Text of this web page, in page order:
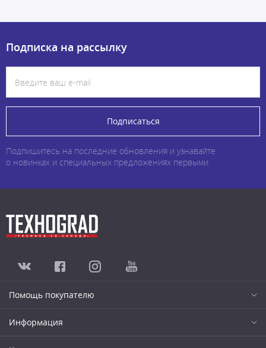
Подписка на рассылку
Подписаться
Подпишитесь на последние обновления и узнавайте
о новинках и специальных предложениях первыми
Помощь покупателю
Информация